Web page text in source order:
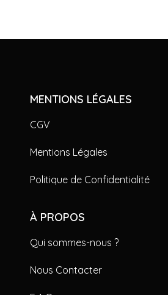
MENTIONS LÉGALES
CGV
Mentions Légales
Politique de Confidentialité
À PROPOS
Qui sommes-nous ?
Nous Contacter